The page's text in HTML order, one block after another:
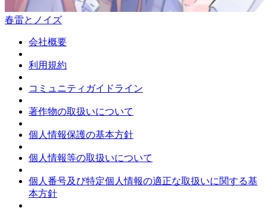
春雷とノイズ
会社概要
利用規約
コミュニティガイドライン
著作物の取扱いについて
個人情報保護の基本方針
個人情報等の取扱いについて
個人番号及び特定個人情報の適正な取扱いに関する基
本方針